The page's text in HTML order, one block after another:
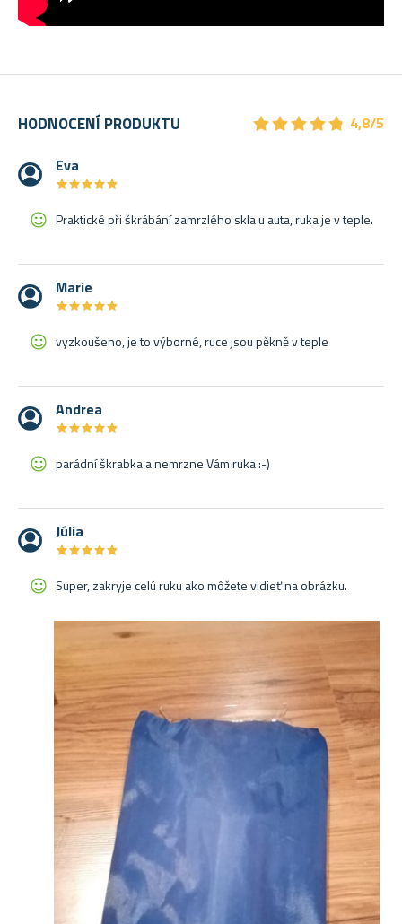
HODNOCENÍ PRODUKTU ★★★★★
★★★★★ 4,8/5
Eva
★★★★★
★★★★★
Praktické při škrábání zamrzlého skla u auta, ruka je v teple.
Marie
★★★★★
★★★★★
vyzkoušeno, je to výborné, ruce jsou pěkně v teple
Andrea
★★★★★
★★★★★
parádní škrabka a nemrzne Vám ruka :-)
Júlia
★★★★★
★★★★★
Super, zakryje celú ruku ako môžete vidieť na obrázku.